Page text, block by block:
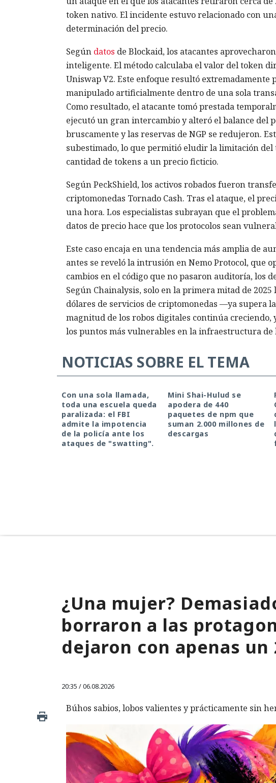
token nativo. El incidente estuvo relacionado con
determinación del precio.
Según datos de Blockaid, los atacantes
inteligente. El método calculaba el valor del token
Uniswap V2. Este enfoque resultó extremadamente
manipulado artificialmente dentro de una sola
Como resultado, el atacante tomó prestada
ejecutó un gran intercambio y alteró el balance del
bruscamente y las reservas de NGP se redujeron.
subestimado, lo que permitió eludir la limitación
cantidad de tokens a un precio ficticio.
Según PeckShield, los activos robados fueron
criptomonedas Tornado Cash. Tras el ataque, el
una hora. Los especialistas subrayan que el
datos de precio hace que los protocolos sean
Este caso encaja en una tendencia más amplia de
antes se reveló la intrusión en Nemo Protocol, que
cambios en el código que no pasaron auditoría, los
Según Chainalysis, solo en la primera mitad de
dólares de servicios de criptomonedas —ya supera
magnitud de los robos digitales continúa
los puntos más vulnerables en la infraestructura de
NOTICIAS SOBRE EL TEMA
Con una sola llamada,
toda una escuela queda
paralizada: el FBI
admite la impotencia
de la policía ante los
ataques de "swatting".
Mini Shai-Hulud se
apodera de 440
paquetes de npm que
suman 2.000 millones de
descargas
¿Una mujer?
borraron a las
dejaron con apenas un
20:35 / 06.08.2026
Búhos sabios, lobos valientes y prácticamente sin